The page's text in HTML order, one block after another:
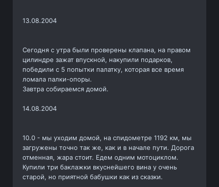
13.08.2004
Сегодня с утра были проверены клапана, на правом
цилиндре зажат впускной, накупили подарков,
победили с 5 попытки палатку, которая все время
ломала палки-опоры.
Завтра собираемся домой.
14.08.2004
10.0 - мы уходим домой, на спидометре 1192 км, мы
загружены точно так же, как и в начале пути. Дорога
отменная, жара стоит. Едем одним мотоциклом.
Купили три баклажки вкуснейшего вина у очень
старой, но приятной бабушки как из сказки.